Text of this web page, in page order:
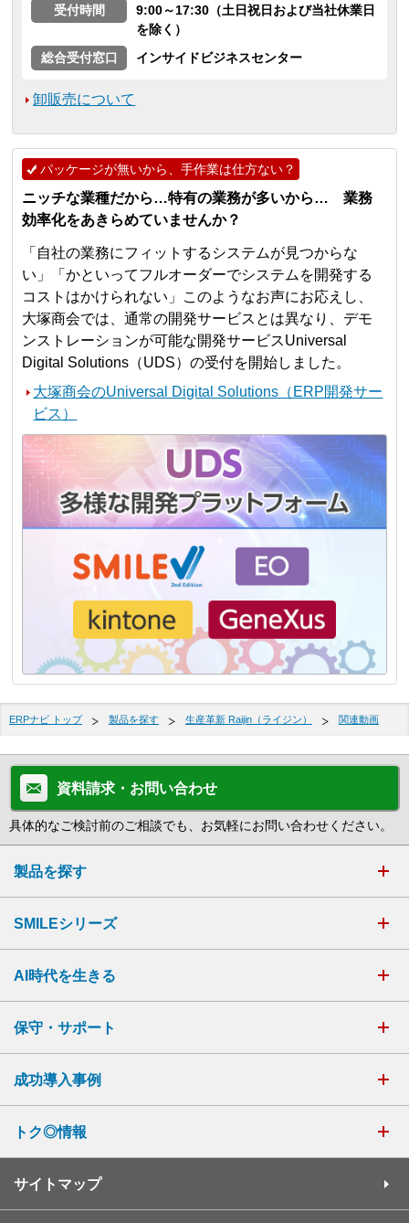
受付時間
9:00～17:30（土日祝日および当社休業日
を除く）
総合受付窓口
インサイドビジネスセンター
卸販売について
パッケージが無いから、手作業は仕方ない？
ニッチな業種だから…特有の業務が多いから… 業務
効率化をあきらめていませんか？
「自社の業務にフィットするシステムが見つからな
い」「かといってフルオーダーでシステムを開発する
コストはかけられない」このようなお声にお応えし、
大塚商会では、通常の開発サービスとは異なり、デモ
ンストレーションが可能な開発サービスUniversal
Digital Solutions（UDS）の受付を開始しました。
大塚商会のUniversal Digital Solutions（ERP開発サー
ビス）
ERPナビ トップ 製品を探す 生産革新 Raijin（ライジン） 関連動画
資料請求・お問い合わせ
具体的なご検討前のご相談でも、お気軽にお問い合わせください。
製品を探す
SMILEシリーズ
AI時代を生きる
保守・サポート
成功導入事例
トク◎情報
サイトマップ